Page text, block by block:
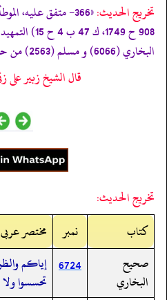
تخریج الحدیث:
البخاري (6066) و مسلم (2563) من حديث مالك به .»
قال الشيخ زبير على
تخريج الحديث:
کتاب
نمبر
مختصر
صحيح
البخاري
6724 إياكم
تحسسوا